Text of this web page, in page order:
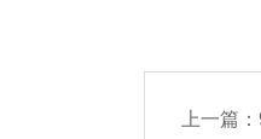
上一篇：